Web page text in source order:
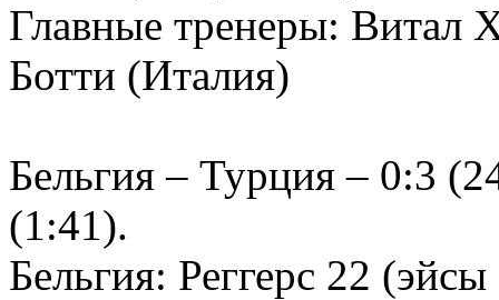
Главные тренеры: Витал
Ботти (Италия)
Бельгия – Турция – 0:3
(1:41).
Бельгия: Реггерс 22